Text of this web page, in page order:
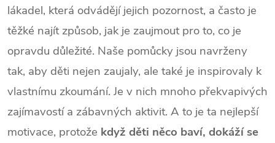
lákadel, která odvádějí jejich pozornost, a často je
těžké najít způsob, jak je zaujmout pro to, co je
opravdu důležité. Naše pomůcky jsou navrženy
tak, aby děti nejen zaujaly, ale také je inspirovaly k
vlastnímu zkoumání. Je v nich mnoho překvapivých
zajímavostí a zábavných aktivit. A to je ta nejlepší
motivace, protože když děti něco baví, dokáží se